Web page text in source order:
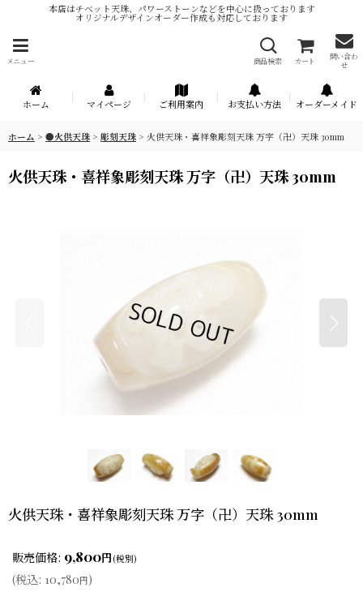
本店はチベット天珠、パワーストーンなどを中心に扱っております
オリジナルデザインオーダー作成も対応しております
メニュー 商品検索 カート
問い合わ
せ
ホーム マイページ ご利用案内 お支払い方法 オーダーメイド
ホーム > ●火供天珠 > 彫刻天珠 > 火供天珠・喜祥象彫刻天珠 万字（卍）天珠 30mm
火供天珠・喜祥象彫刻天珠 万字（卍）天珠 30mm
火供天珠・喜祥象彫刻天珠 万字（卍）天珠 30mm
販売価格: 9,800円(税別)
(税込: 10,780円)